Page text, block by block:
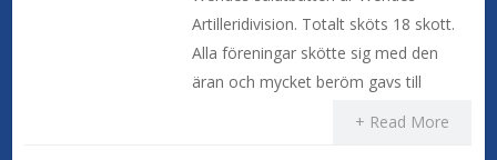
Artilleridivision. Totalt sköts 18 skott.
Alla föreningar skötte sig med den
äran och mycket beröm gavs till
+ Read More